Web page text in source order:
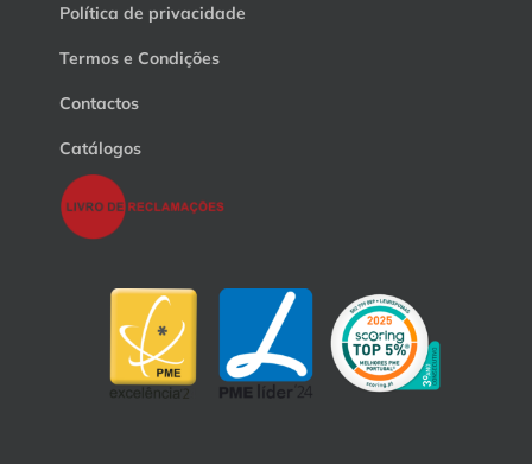
Política de privacidade
Termos e Condições
Contactos
Catálogos